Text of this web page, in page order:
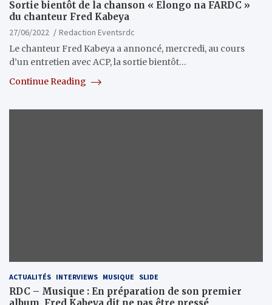
Sortie bientôt de la chanson « Elongo na FARDC »
du chanteur Fred Kabeya
27/06/2022
Redaction Eventsrdc
Le chanteur Fred Kabeya a annoncé, mercredi, au cours
d’un entretien avec ACP, la sortie bientôt…
Continue Reading
ACTUALITÉS INTERVIEWS MUSIQUE SLIDE
RDC – Musique : En préparation de son premier